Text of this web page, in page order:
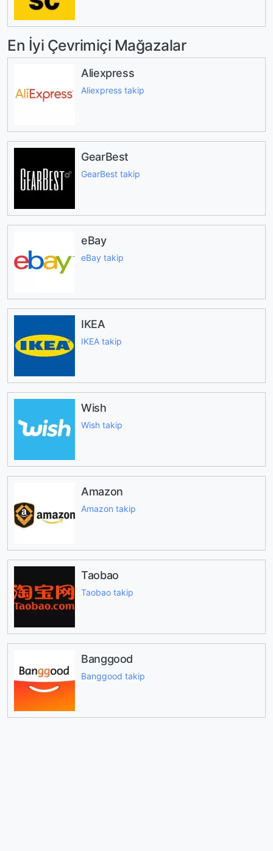
En İyi Çevrimiçi Mağazalar
Aliexpress
Aliexpress takip
GearBest
GearBest takip
eBay
eBay takip
IKEA
IKEA takip
Wish
Wish takip
Amazon
Amazon takip
Taobao
Taobao takip
Banggood
Banggood takip